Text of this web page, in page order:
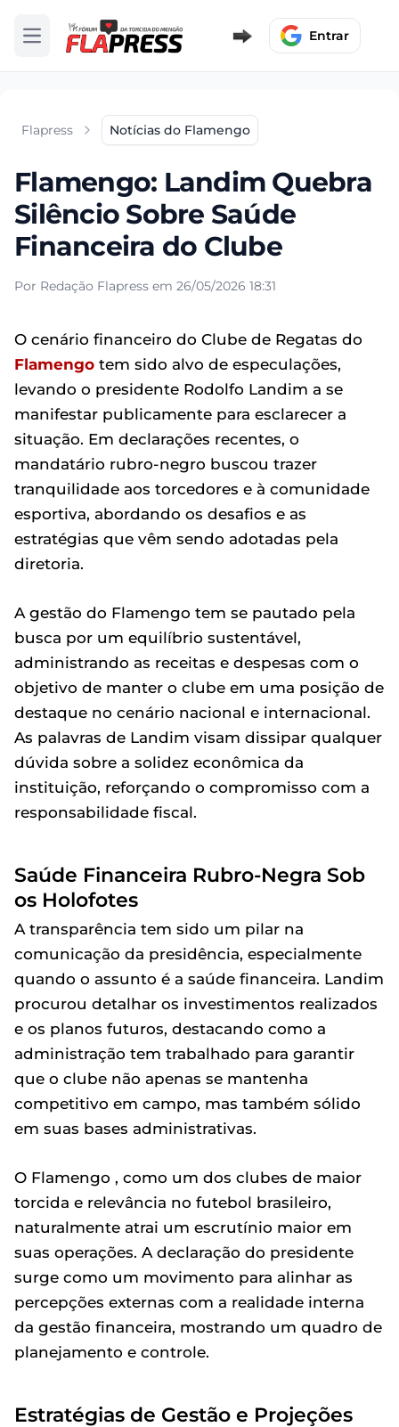
Abrir menu Entrar
Flapress Notícias do Flamengo
Flamengo: Landim Quebra
Silêncio Sobre Saúde
Financeira do Clube
Por Redação Flapress em 26/05/2026 18:31
O cenário financeiro do Clube de Regatas do
Flamengo tem sido alvo de especulações,
levando o presidente Rodolfo Landim a se
manifestar publicamente para esclarecer a
situação. Em declarações recentes, o
mandatário rubro-negro buscou trazer
tranquilidade aos torcedores e à comunidade
esportiva, abordando os desafios e as
estratégias que vêm sendo adotadas pela
diretoria.
A gestão do Flamengo tem se pautado pela
busca por um equilíbrio sustentável,
administrando as receitas e despesas com o
objetivo de manter o clube em uma posição de
destaque no cenário nacional e internacional.
As palavras de Landim visam dissipar qualquer
dúvida sobre a solidez econômica da
instituição, reforçando o compromisso com a
responsabilidade fiscal.
Saúde Financeira Rubro-Negra Sob
os Holofotes
A transparência tem sido um pilar na
comunicação da presidência, especialmente
quando o assunto é a saúde financeira. Landim
procurou detalhar os investimentos realizados
e os planos futuros, destacando como a
administração tem trabalhado para garantir
que o clube não apenas se mantenha
competitivo em campo, mas também sólido
em suas bases administrativas.
O Flamengo , como um dos clubes de maior
torcida e relevância no futebol brasileiro,
naturalmente atrai um escrutínio maior em
suas operações. A declaração do presidente
surge como um movimento para alinhar as
percepções externas com a realidade interna
da gestão financeira, mostrando um quadro de
planejamento e controle.
Estratégias de Gestão e Projeções